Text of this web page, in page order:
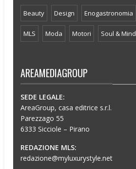
Beauty Design Enogastronomia
MLS Moda Motori Soul & Mind
AREAMEDIAGROUP
SEDE LEGALE:
AreaGroup, casa editrice s.r.l.
Parezzago 55
6333 Sicciole – Pirano
REDAZIONE MLS:
redazione@myluxurystyle.net